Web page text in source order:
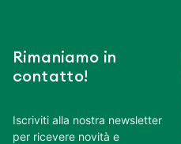
Rimaniamo in
contatto!
Iscriviti alla nostra newsletter
per ricevere novità e